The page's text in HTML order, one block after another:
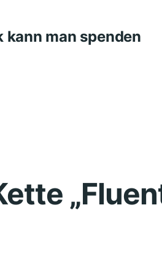
kann man spenden